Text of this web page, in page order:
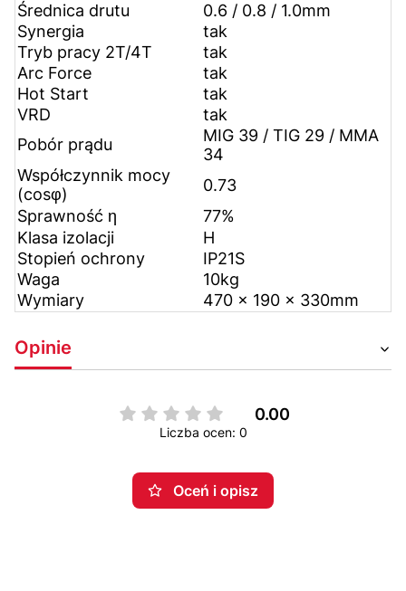
Średnica drutu
0.6 / 0.8 / 1.0mm
Synergia
tak
Tryb pracy 2T/4T
tak
Arc Force
tak
Hot Start
tak
VRD
tak
Pobór prądu
MIG 39 / TIG 29 / MMA
34
Współczynnik mocy
(cosφ)
0.73
Sprawność η
77%
Klasa izolacji
H
Stopień ochrony
IP21S
Waga
10kg
Wymiary
470 x 190 x 330mm
Opinie
0.00
Liczba ocen: 0
Oceń i opisz